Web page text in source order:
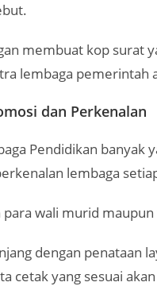
membuat kop surat
lembaga pemerintah
dan Perkenalan
Pendidikan banyak
lembaga
wali murid
dengan penataan
cetak yang sesuai